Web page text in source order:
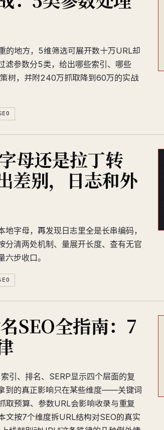
的地方，5维筛选可展开数十万URL却
滤参数分5类，给出哪些索引、哪些
树，并附240万抓取降到60万的实战
母还是拉丁转
差别，日志和外
字母，再发现日志里全是长串编码，
分清两处机制、量展开长度、查有无官
步收口。
SEO全指南：7
引、排名、SERP显示四个层面的复
到的真正影响只在某些维度——关键词
取预算、参数URL会影响收录与重复
文按7个维度拆URL结构对SEO的真实